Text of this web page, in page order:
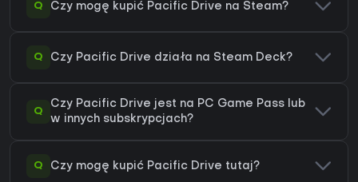
Q Czy mogę kupić Pacific Drive na Steam?
Q Czy Pacific Drive działa na Steam Deck?
Q
Czy Pacific Drive jest na PC Game Pass lub
w innych subskrypcjach?
Q Czy mogę kupić Pacific Drive tutaj?